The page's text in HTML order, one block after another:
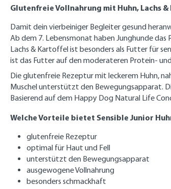
Glutenfreie Vollnahrung mit Huhn, Lachs
Damit dein vierbeiniger Begleiter gesund
Ab dem 7. Lebensmonat haben Junghunde
Lachs & Kartoffel ist besonders als Futter für
ist das Futter auf den moderateren Protein-
Die glutenfreie Rezeptur mit leckerem Huhn,
Muschel unterstützt den Bewegungsapparat.
Basierend auf dem Happy Dog Natural Life
Welche Vorteile bietet Sensible Junior
glutenfreie Rezeptur
optimal für Haut und Fell
unterstützt den Bewegungsapparat
ausgewogene Vollnahrung
besonders schmackhaft